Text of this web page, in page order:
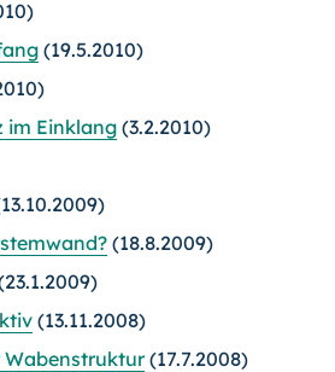
(19.5.2010)
im Einklang (3.2.2010)
(18.8.2009)
(13.11.2008)
Wabenstruktur(17.7.2008)